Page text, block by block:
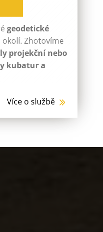
geodetické
Zhotovíme
projekční nebo
kubatur a
Více o službě